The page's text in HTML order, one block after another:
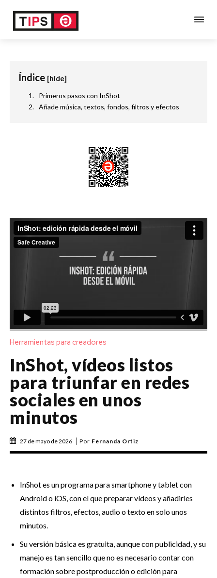
Índice [hide]
Primeros pasos con InShot
Añade música, textos, fondos, filtros y efectos
Herramientas para creadores
InShot, vídeos listos
para triunfar en redes
sociales en unos
minutos
27 de mayo de 2026 Por Fernanda Ortiz
InShot es un programa para smartphone y tablet con
Android o iOS, con el que preparar vídeos y añadirles
distintos filtros, efectos, audio o texto en solo unos
minutos.
Su versión básica es gratuita, aunque con publicidad, y su
manejo es tan sencillo que no es necesario contar con
formación sobre postproducción o edición para